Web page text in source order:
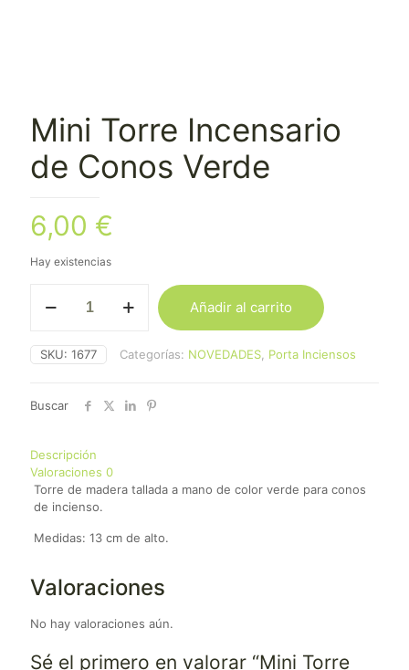
Mini Torre Incensario
de Conos Verde
6,00 €
Hay existencias
Torre
de
Conos
Añadir al carrito
SKU: 1677 Categorías: NOVEDADES Porta Inciensos
Buscar
Descripción
Valoraciones 0
Torre de madera tallada a mano de color verde para conos
de incienso.
Medidas: 13 cm de alto.
Valoraciones
No hay valoraciones aún.
Sé el primero en valorar “Mini Torre